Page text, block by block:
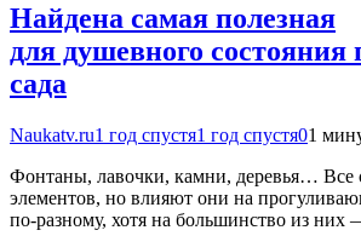
Найдена самая полезная
для душевного состояния
сада
Naukatv.ru1 год спустя1 год спустя01
Фонтаны, лавочки, камни, деревья… Все
элементов, но влияют они на
по-разному, хотя на большинство из